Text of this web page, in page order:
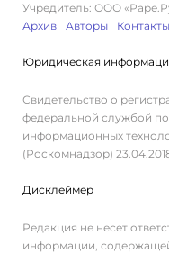
Учредитель: ООО
Архив
Авторы Контакты
Юридическая
Свидетельство о
федеральной службой по
информационных
(Роскомнадзор)
Дисклеймер
Редакция не несет
информации,